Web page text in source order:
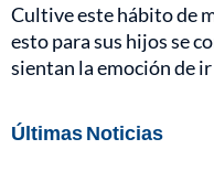
Cultive este hábito de
esto para sus hijos se
sientan la emoción de
Últimas Noticias